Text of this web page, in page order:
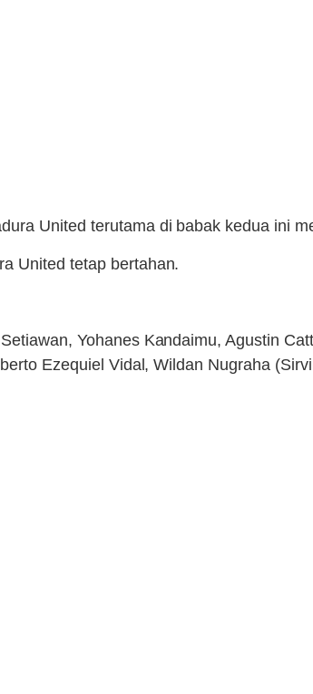
United terutama di babak kedua ini
United tetap bertahan.
Yohanes Kandaimu, Agustin
Ezequiel Vidal, Wildan Nugraha